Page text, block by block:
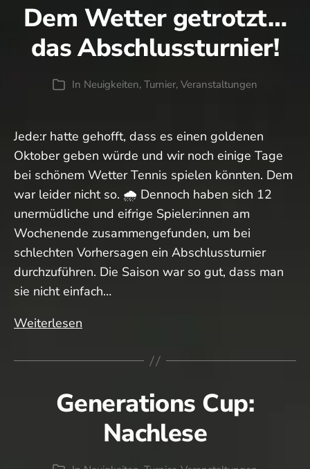
Dem Wetter getrotzt…
das Abschlussturnier!
Kategorien
In Neuigkeiten, Turnier, Veranstaltungen
Jede:r hatte gehofft, dass es einen goldenen
Oktober geben würde und wir noch einige Tage
bei schönem Wetter Tennis spielen könnten. Dem
war leider nicht so. 🌧️ Dennoch haben sich 12
unermüdliche und eifrige Spieler:innen am
Wochenende zusammengefunden, um bei
schlechten Vorhersagen ein Abschlussturnier
durchzuführen. Die Saison war so gut, dass man
sie nicht einfach…
Weiterlesen
getrotzt…
Abschlussturnier!
Generations Cup:
Nachlese